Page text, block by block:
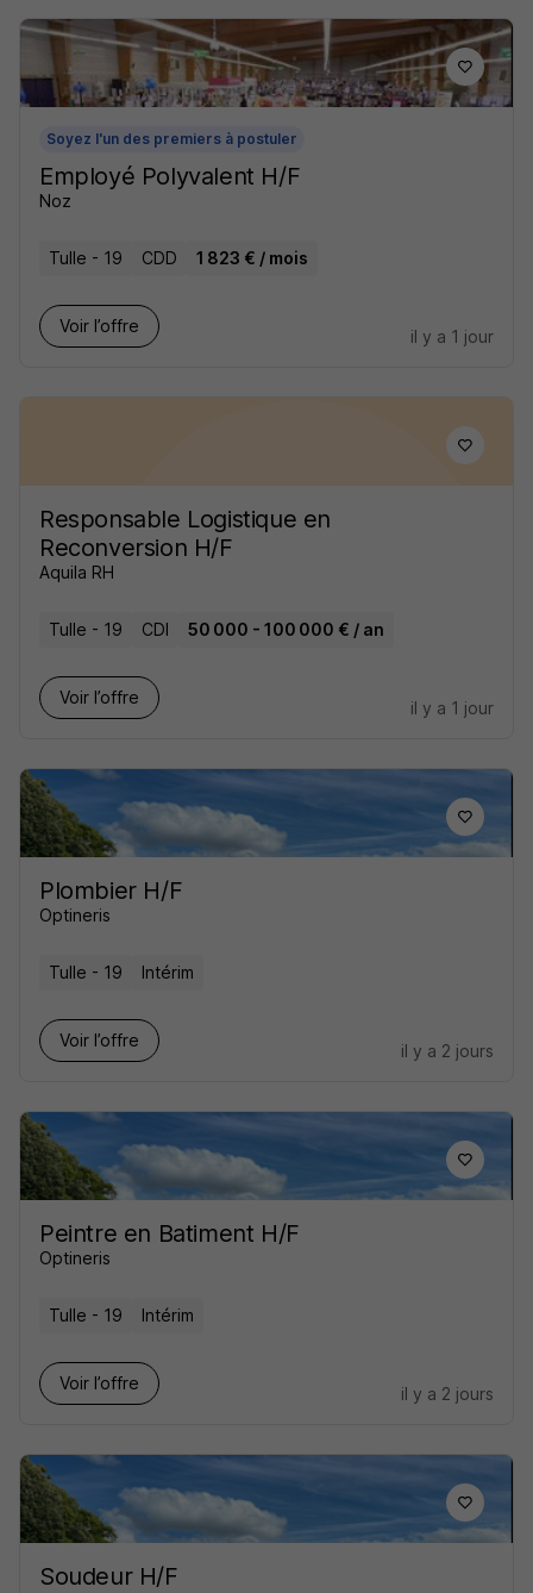
Soyez l'un des premiers à postuler
Employé Polyvalent H/F
Noz
Tulle - 19 CDD 1 823 € / mois
Voir l’offre
il y a 1 jour
Responsable Logistique en
Reconversion H/F
Aquila RH
Tulle - 19 CDI 50 000 - 100 000 € / an
Voir l’offre
il y a 1 jour
Plombier H/F
Optineris
Tulle - 19 Intérim
Voir l’offre
il y a 2 jours
Peintre en Batiment H/F
Optineris
Tulle - 19 Intérim
Voir l’offre
il y a 2 jours
Soudeur H/F